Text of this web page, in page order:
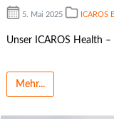
5. Mai 2025 ICAROS
Unser ICAROS Health
Mehr...